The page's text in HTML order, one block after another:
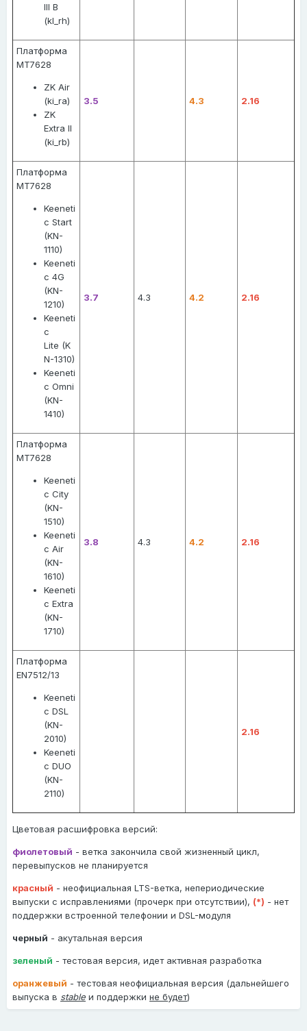
III B
(kl_rh)
Платформа
MT7628
ZK Air
(ki_ra)
ZK
Extra II
(ki_rb)
3.5 4.3 2.16
Платформа
MT7628
Keeneti
c Start
(KN-
1110)
Keeneti
c 4G
(KN-
1210)
Keeneti
c
Lite (K
N-1310)
Keeneti
c Omni
(KN-
1410)
3.7 4.3 4.2 2.16
Платформа
MT7628
Keeneti
c City
(KN-
1510)
Keeneti
c Air
(KN-
1610)
Keeneti
c Extra
(KN-
1710)
3.8 4.3 4.2 2.16
Платформа
EN7512/13
Keeneti
c DSL
(KN-
2010)
Keeneti
c DUO
(KN-
2110)
2.16
Цветовая расшифровка версий:
фиолетовый - ветка закончила свой жизненный цикл,
перевыпусков не планируется
красный - неофициальная LTS-ветка, непериодические
выпуски с исправлениями (прочерк при отсутствии), (*) - нет
поддержки встроенной телефонии и DSL-модуля
черный - акутальная версия
зеленый - тестовая версия, идет активная разработка
оранжевый - тестовая неофициальная версия (дальнейшего
выпуска в stable и поддержки не будет)